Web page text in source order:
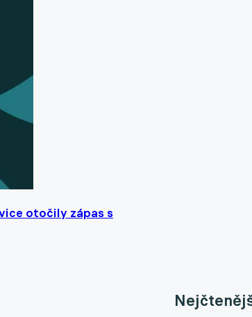
otočily zápas s